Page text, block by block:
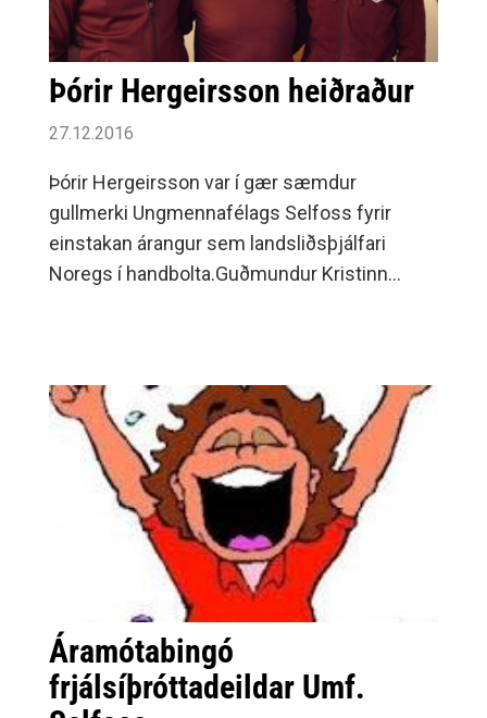
Þórir Hergeirsson heiðraður
27.12.2016
Þórir Hergeirsson var í gær sæmdur
gullmerki Ungmennafélags Selfoss fyrir
einstakan árangur sem landsliðsþjálfari
Noregs í handbolta.Guðmundur Kristinn
Áramótabingó
frjálsíþróttadeildar Umf.